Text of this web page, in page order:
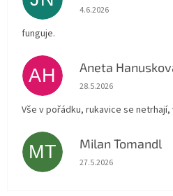
Hodnocení obchodu je
4.6.2026
funguje.
AH Aneta
Hodnocení obchodu je
28.5.2026
Vše v pořádku, rukavice se
MT Milan Tomandl
Hodnocení obchodu je
27.5.2026